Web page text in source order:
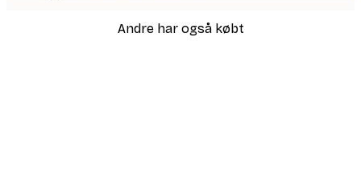
Andre har også købt